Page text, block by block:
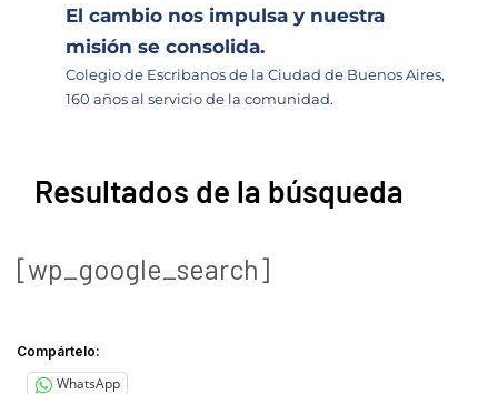
El cambio nos impulsa y nuestra
misión se consolida.
Colegio de Escribanos de la Ciudad de Buenos Aires,
160 años al servicio de la comunidad.
Resultados de la búsqueda
[wp_google_search]
Compártelo:
WhatsApp